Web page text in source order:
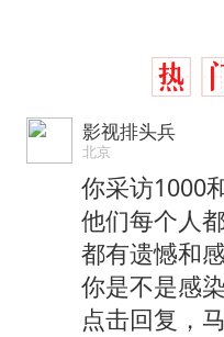
影视排头兵
北京
你采访1000
他们每个人
都有遗憾和感
你是不是感
点击回复，